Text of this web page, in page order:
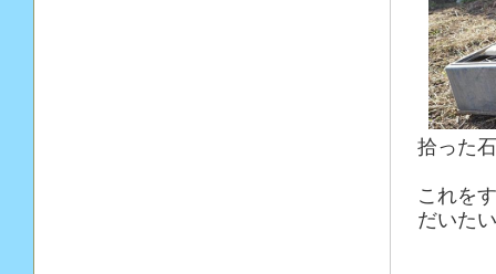
拾った
これを
だいた